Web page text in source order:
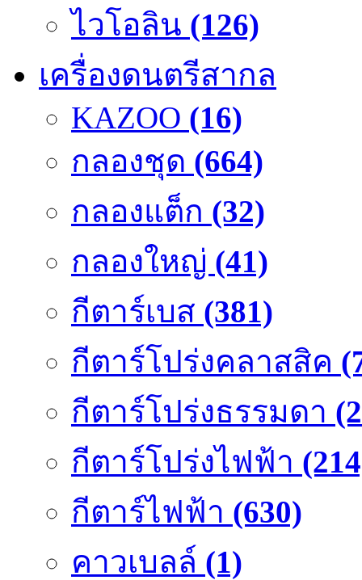
ไวโอลิน (126)
เครื่องดนตรีสากล
KAZOO (16)
กลองชุด (664)
กลองแต็ก (32)
กลองใหญ่ (41)
กีตาร์เบส (381)
กีตาร์โปร่งคลาสสิค
กีตาร์โปร่งธรรมดา
กีตาร์โปร่งไฟฟ้า
กีตาร์ไฟฟ้า (630)
คาวเบลล์ (1)